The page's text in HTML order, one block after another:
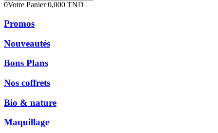
0Votre Panier0,000 TND
Promos
Nouveautés
Bons Plans
Nos coffrets
Bio & nature
Maquillage